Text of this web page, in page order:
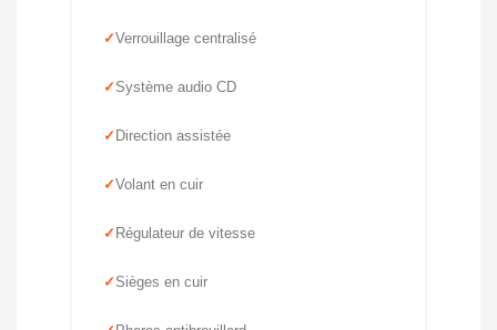
Verrouillage centralisé
Système audio CD
Direction assistée
Volant en cuir
Régulateur de vitesse
Sièges en cuir